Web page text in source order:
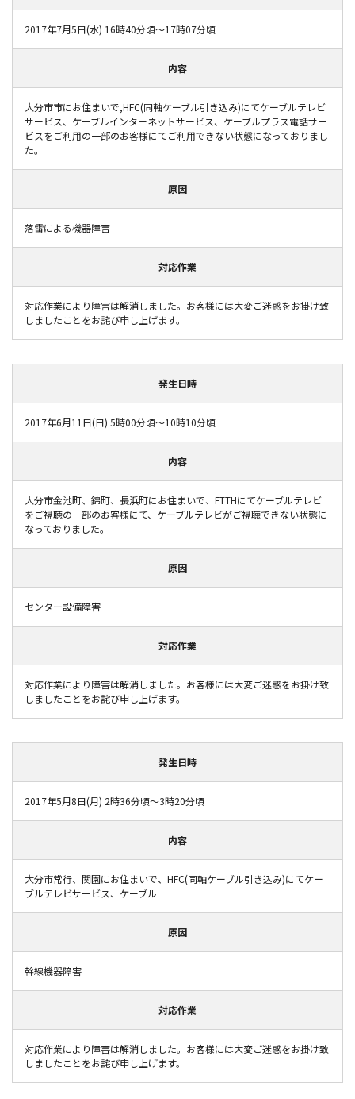
2017年7月5日(水) 16時40分頃～17時07分頃
内容
大分市市にお住まいで,HFC(同軸ケーブル引き込み)にてケーブルテレビ
サービス、ケーブルインターネットサービス、ケーブルプラス電話サー
ビスをご利用の一部のお客様にてご利用できない状態になっておりまし
た。
原因
落雷による機器障害
対応作業
対応作業により障害は解消しました。お客様には大変ご迷惑をお掛け致
しましたことをお詫び申し上げます。
発生日時
2017年6月11日(日) 5時00分頃～10時10分頃
内容
大分市金池町、錦町、長浜町にお住まいで、FTTHにてケーブルテレビ
をご視聴の一部のお客様にて、ケーブルテレビがご視聴できない状態に
なっておりました。
原因
センター設備障害
対応作業
対応作業により障害は解消しました。お客様には大変ご迷惑をお掛け致
しましたことをお詫び申し上げます。
発生日時
2017年5月8日(月) 2時36分頃～3時20分頃
内容
大分市常行、関園にお住まいで、HFC(同軸ケーブル引き込み)にてケー
ブルテレビサービス、ケーブル
原因
幹線機器障害
対応作業
対応作業により障害は解消しました。お客様には大変ご迷惑をお掛け致
しましたことをお詫び申し上げます。